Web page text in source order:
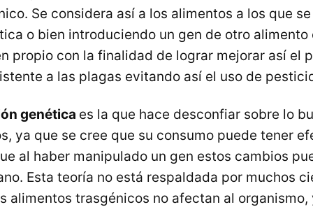
Se considera así a los alimentos a los que
o bien introduciendo un gen de otro alimento
propio con la finalidad de lograr mejorar así el
a las plagas evitando así el uso de
genética es la que hace desconfiar sobre lo
ya que se cree que su consumo puede tener
al haber manipulado un gen estos cambios
Esta teoría no está respaldada por muchos
alimentos trasgénicos no afectan al organismo,